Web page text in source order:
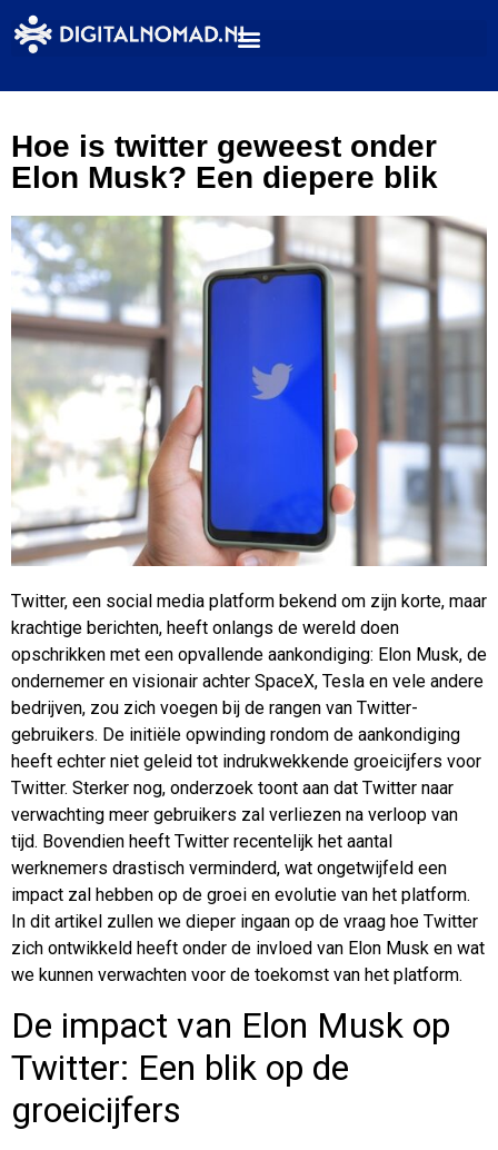
Hoe is twitter geweest onder
Elon Musk? Een diepere blik
Twitter, een social media platform bekend om zijn korte, maar
krachtige berichten, heeft onlangs de wereld doen
opschrikken met een opvallende aankondiging: Elon Musk, de
ondernemer en visionair achter SpaceX, Tesla en vele andere
bedrijven, zou zich voegen bij de rangen van Twitter-
gebruikers. De initiële opwinding rondom de aankondiging
heeft echter niet geleid tot indrukwekkende groeicijfers voor
Twitter. Sterker nog, onderzoek toont aan dat Twitter naar
verwachting meer gebruikers zal verliezen na verloop van
tijd. Bovendien heeft Twitter recentelijk het aantal
werknemers drastisch verminderd, wat ongetwijfeld een
impact zal hebben op de groei en evolutie van het platform.
In dit artikel zullen we dieper ingaan op de vraag hoe Twitter
zich ontwikkeld heeft onder de invloed van Elon Musk en wat
we kunnen verwachten voor de toekomst van het platform.
De impact van Elon Musk op
Twitter: Een blik op de
groeicijfers